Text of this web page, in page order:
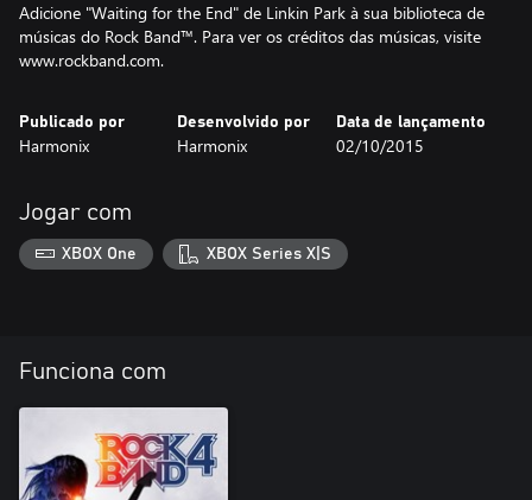
Adicione "Waiting for the End" de Linkin Park à sua biblioteca de
músicas do Rock Band™. Para ver os créditos das músicas, visite
www.rockband.com.
Publicado por
Harmonix
Desenvolvido por
Harmonix
Data de lançamento
02/10/2015
Jogar com
XBOX One XBOX Series X|S
Funciona com